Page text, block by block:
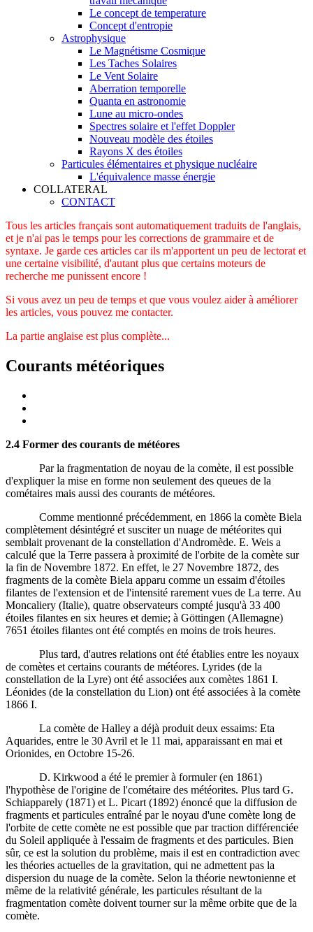
Le concept de temperature
Concept d'entropie
Astrophysique
Le Magnétisme Cosmique
Les Taches Solaires
Le Vent Solaire
Aberration temporelle
Quanta en astronomie
Lune au micro-ondes
Spectres solaire et l'effet Doppler
Nouveau modèle des étoiles
Rayons X des étoiles
Particules élémentaires et physique nucléaire
L'équivalence masse énergie
COLLATERAL
CONTACT
Tous les articles français sont automatiquement traduits de l'anglais,
et je n'ai pas le temps pour les corrections de grammaire et de
syntaxe. Je garde ces articles car ils m'apportent un peu de lectorat et
une certaine visibilité, d'autant plus que certains moteurs de
recherche me punissent encore !
Si vous avez un peu de temps et que vous voulez aider à améliorer
les articles, vous pouvez me contacter.
La partie anglaise est plus complète...
Courants météoriques
2.4 Former des courants de météores
Par la fragmentation de noyau de la comète, il est possible
d'expliquer la mise en forme non seulement des queues de la
cométaires mais aussi des courants de météores.
Comme mentionné précédemment, en 1866 la comète Biela
complètement désintégré et susciter un nuage de météorites qui
semblait provenant de la constellation d'Andromède. E. Weis a
calculé que la Terre passera à proximité de l'orbite de la comète sur
la fin de Novembre 1872. En effet, le 27 Novembre 1872, des
fragments de la comète Biela apparu comme un essaim d'étoiles
filantes de l'extension et de l'intensité rarement vues de La terre. Au
Moncaliery (Italie), quatre observateurs compté jusqu'à 33 400
étoiles filantes en six heures et demie; à Göttingen (Allemagne)
7651 étoiles filantes ont été comptés en moins de trois heures.
Plus tard, d'autres relations ont été établies entre les noyaux
de comètes et certains courants de météores. Lyrides (de la
constellation de la Lyre) ont été associées aux comètes 1861 I.
Léonides (de la constellation du Lion) ont été associées à la comète
1866 I.
La comète de Halley a déjà produit deux essaims: Eta
Aquarides, entre le 30 Avril et le 11 mai, apparaissant en mai et
Orionides, en Octobre 15-26.
D. Kirkwood a été le premier à formuler (en 1861)
l'hypothèse de l'origine de l'cométaire des météorites. Plus tard G.
Schiapparely (1871) et L. Picart (1892) énoncé que la diffusion de
fragments et particules entraîné par le noyau d'une comète long de
l'orbite de cette comète ne est possible que par traction différenciée
du Soleil appliquée à l'essaim de fragments et des particules. Bien
sûr, ce est la solution du problème, mais il est en contradiction avec
les théories actuelles de la gravitation, qui ne admettent pas la
dispersion du nuage de la comète. Selon la théorie newtonienne et
même de la relativité générale, les particules résultant de la
fragmentation comète doivent tourner sur la même orbite que de la
comète.